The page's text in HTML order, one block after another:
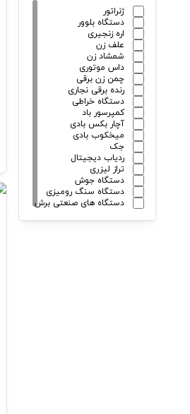
ژنراتور
دستگاه بلوور
اره زنجیری
علف زن
شمشاد زن
داس موتوری
چمن زن برقی
رنده برقی نجاری
دستگاه خراطی
کمپرسور باد
آچار بکس بادی
میخکوب بادی
جک
ردیاب دیجیتال
تراز لیزری
دستگاه جوش
دستگاه سنگ رومیزی
دستگاه های صنعتی برش